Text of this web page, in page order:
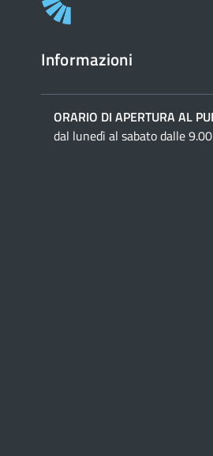
Informazioni
ORARIO DI APERTURA AL
dal lunedì al sabato dalle